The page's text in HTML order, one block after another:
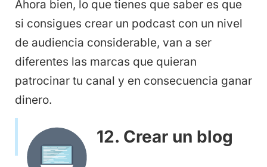
Ahora bien, lo que tienes que saber es que
si consigues crear un podcast con un nivel
de audiencia considerable, van a ser
diferentes las marcas que quieran
patrocinar tu canal y en consecuencia ganar
dinero.
12. Crear un blog